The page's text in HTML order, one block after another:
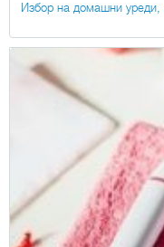
Избор на домашни уреди,